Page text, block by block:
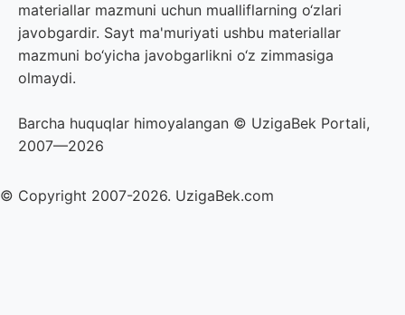
materiallar mazmuni uchun mualliflarning o‘zlari
javobgardir. Sayt ma'muriyati ushbu materiallar
mazmuni bo‘yicha javobgarlikni o‘z zimmasiga
olmaydi.
Barcha huquqlar himoyalangan © UzigaBek Portali,
2007—2026
© Copyright 2007-2026. UzigaBek.com